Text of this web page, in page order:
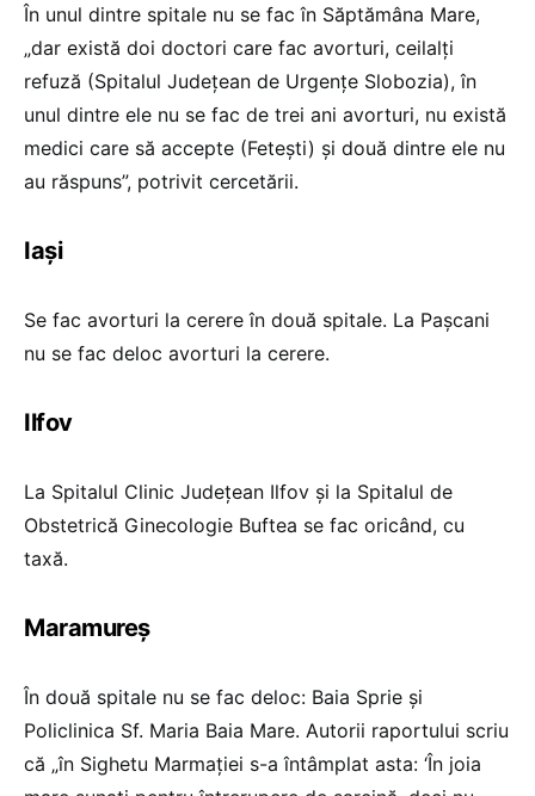
În unul dintre spitale nu se fac în Săptămâna Mare,
„dar există doi doctori care fac avorturi, ceilalți
refuză (Spitalul Județean de Urgențe Slobozia), în
unul dintre ele nu se fac de trei ani avorturi, nu există
medici care să accepte (Fetești) și două dintre ele nu
au răspuns”, potrivit cercetării.
Iași
Se fac avorturi la cerere în două spitale. La Pașcani
nu se fac deloc avorturi la cerere.
Ilfov
La Spitalul Clinic Județean Ilfov și la Spitalul de
Obstetrică Ginecologie Buftea se fac oricând, cu
taxă.
Maramureș
În două spitale nu se fac deloc: Baia Sprie și
Policlinica Sf. Maria Baia Mare. Autorii raportului scriu
că „în Sighetu Marmației s-a întâmplat asta: ‘În joia